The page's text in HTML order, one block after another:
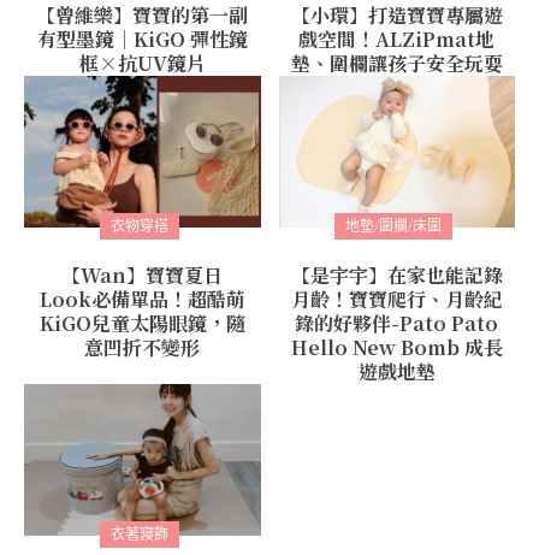
【曾維樂】寶寶的第一副
有型墨鏡｜KiGO 彈性鏡
框×抗UV鏡片
【小環】打造寶寶專屬遊
戲空間！ALZiPmat地
墊、圍欄讓孩子安全玩耍
衣物穿搭
【Wan】寶寶夏日
Look必備單品！超酷萌
KiGO兒童太陽眼鏡，隨
意凹折不變形
地墊/圍欄/床圍
【是宇宇】在家也能記錄
月齡！寶寶爬行、月齡紀
錄的好夥伴-Pato Pato
Hello New Bomb 成長
遊戲地墊
衣著寢飾